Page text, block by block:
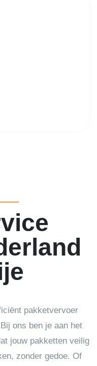
pakketvervoer
ons ben je aan het
jouw pakketten veilig
zonder gedoe. Of